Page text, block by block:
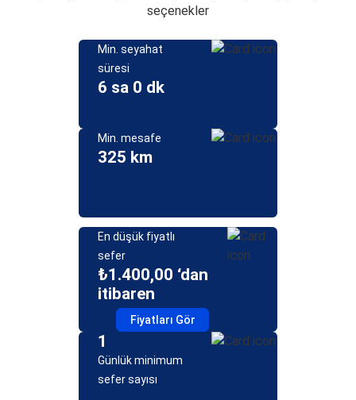
seçenekler
Min. seyahat
süresi
6 sa 0 dk
Min. mesafe
325 km
En düşük fiyatlı
sefer
₺1.400,00 ‘dan
itibaren
Fiyatları Gör
1
Günlük minimum
sefer sayısı